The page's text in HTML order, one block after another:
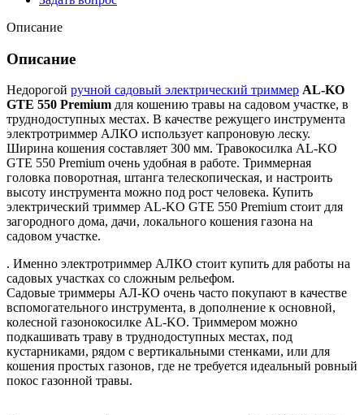
Описание
Описание
Недорогой ручной садовый электрический триммер AL-KO
GTE 550 Premium для кошению травы на садовом участке, в
труднодоступных местах. В качестве режущего инструмента
электротриммер АЛКО использует капроновую леску.
Ширина кошения составляет 300 мм. Травокосилка AL-KO
GTE 550 Premium очень удобная в работе. Триммерная
головка поворотная, штанга телескопическая, и настроить
высоту инструмента можно под рост человека. Купить
электрический триммер AL-KO GTE 550 Premium стоит для
загородного дома, дачи, локального кошения газона на
садовом участке.
. Именно электротриммер АЛКО стоит купить для работы на
садовых участках со сложным рельефом.
Садовые триммеры АЛ-КО очень часто покупают в качестве
вспомогательного инструмента, в дополнение к основной,
колесной газонокосилке AL-KO. Триммером можно
подкашивать траву в труднодоступных местах, под
кустарниками, рядом с вертикальными стенками, или для
кошения простых газонов, где не требуется идеальный ровный
покос газонной травы.